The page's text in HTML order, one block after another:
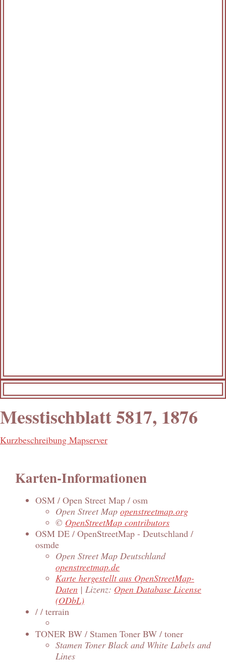
Messtischblatt 5817, 1876
Kurzbeschreibung Mapserver
Karten-Informationen
OSM / Open Street Map / osm
Open Street Map openstreetmap.org
© OpenStreetMap contributors
OSM DE / OpenStreetMap - Deutschland /
osmde
Open Street Map Deutschland
openstreetmap.de
Karte hergestellt aus OpenStreetMap-
Daten | Lizenz: Open Database License
(ODbL)
/ / terrain
TONER BW / Stamen Toner BW / toner
Stamen Toner Black and White Labels and
Lines